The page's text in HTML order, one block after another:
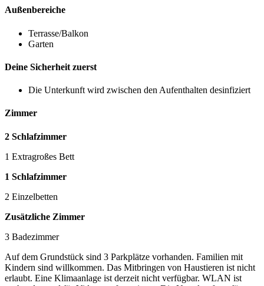
Außenbereiche
Terrasse/Balkon
Garten
Deine Sicherheit zuerst
Die Unterkunft wird zwischen den Aufenthalten desinfiziert
Zimmer
2 Schlafzimmer
1 Extragroßes Bett
1 Schlafzimmer
2 Einzelbetten
Zusätzliche Zimmer
3 Badezimmer
Auf dem Grundstück sind 3 Parkplätze vorhanden. Familien mit
Kindern sind willkommen. Das Mitbringen von Haustieren ist nicht
erlaubt. Eine Klimaanlage ist derzeit nicht verfügbar. WLAN ist